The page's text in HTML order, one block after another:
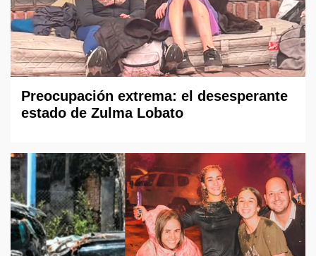
Preocupación extrema: el desesperante
estado de Zulma Lobato